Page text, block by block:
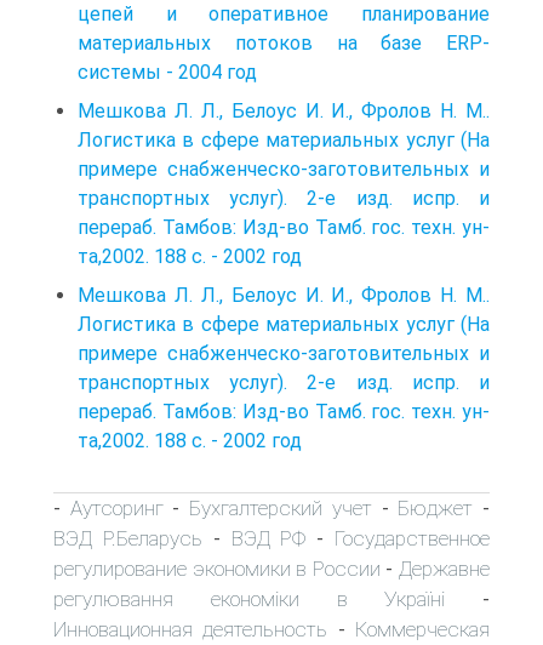
цепей и оперативное планирование
материальных потоков на базе ERP-
системы - 2004 год
Мешкова Л. Л., Белоус И. И., Фролов Н. М..
Логистика в сфере материальных услуг (На
примере снабженческо-заготовительных и
транспортных услуг). 2-е изд. испр. и
перераб. Тамбов: Изд-во Тамб. гос. техн. ун-
та,2002. 188 с. - 2002 год
Мешкова Л. Л., Белоус И. И., Фролов Н. М..
Логистика в сфере материальных услуг (На
примере снабженческо-заготовительных и
транспортных услуг). 2-е изд. испр. и
перераб. Тамбов: Изд-во Тамб. гос. техн. ун-
та,2002. 188 с. - 2002 год
- Аутсоринг- Бухгалтерский учет - Бюджет -
ВЭД Р.Беларусь - ВЭД РФ - Государственное
регулирование экономики в России - Державне
регулювання економіки в Україні -
Инновационная деятельность - Коммерческая